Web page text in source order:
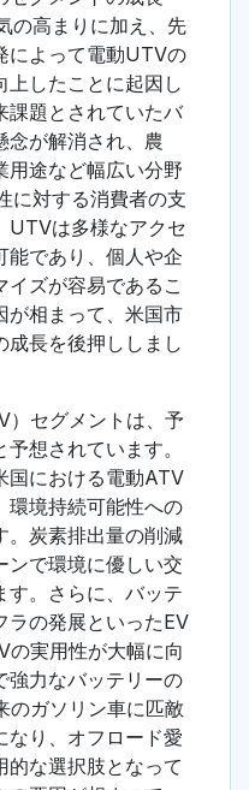
の高まりに加え、先
によって電動UTVの
上したことに起因し
課題とされていたバ
念が解消され、農
用途など幅広い分野
に対する消費者の支
UTVは多様なアクセ
能であり、個人や企
ズが容易であるこ
が相まって、米国市
成長を後押ししまし
）セグメントは、予
想されています。
国における電動ATV
環境持続可能性への
。炭素排出量の削減
ンで環境に優しい交
す。さらに、バッテ
ラの発展といったEV
の実用性が大幅に向
強力なバッテリーの
のガソリン車に匹敵
なり、オフロード愛
的な選択肢となって